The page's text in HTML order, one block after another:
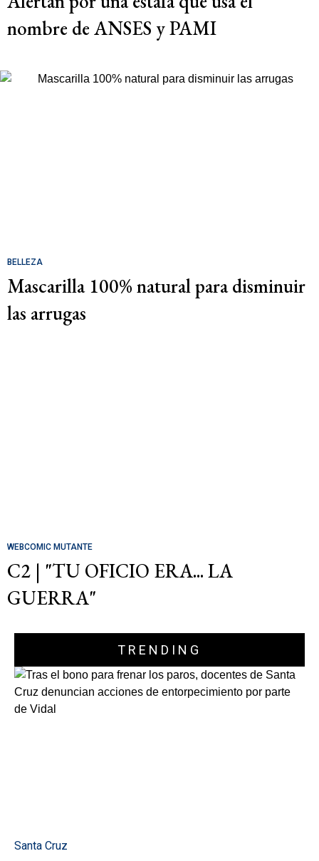
nombre de ANSES y PAMI
BELLEZA
Mascarilla 100% natural para disminuir
las arrugas
WEBCOMIC MUTANTE
C2 | "TU OFICIO ERA... LA
GUERRA"
TRENDING
Santa Cruz